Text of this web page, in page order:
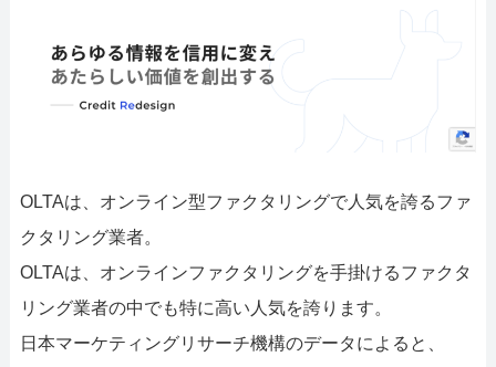
OLTAは、オンライン型ファクタリングで人気を誇るファ
クタリング業者。
OLTAは、オンラインファクタリングを手掛けるファクタ
リング業者の中でも特に高い人気を誇ります。
日本マーケティングリサーチ機構のデータによると、